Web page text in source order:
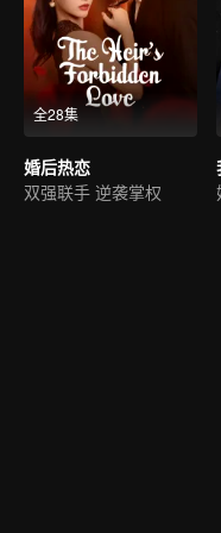
全28集
婚后热恋
双强联手 逆袭掌权